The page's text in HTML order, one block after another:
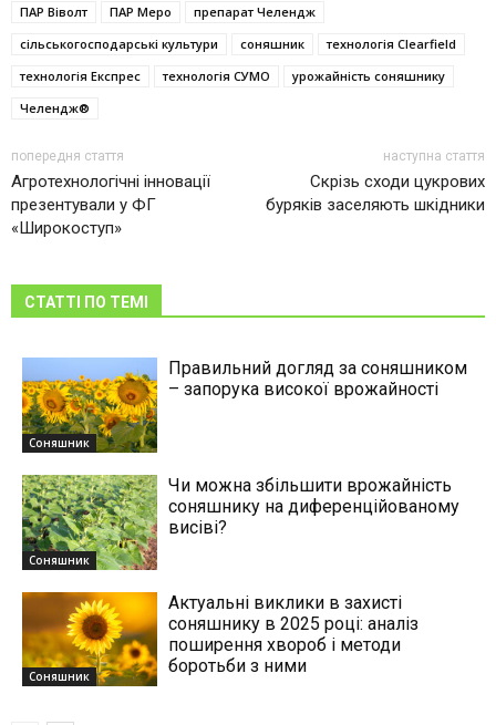
ПАР Віволт
ПАР Меро
препарат Челендж
сільськогосподарські культури
соняшник
технологія Clearfield
технологія Експрес
технологія СУМО
урожайність соняшнику
Челендж®
попередня стаття
Агротехнологічні інновації
презентували у ФГ
«Широкоступ»
наступна стаття
Скрізь сходи цукрових
буряків заселяють шкідники
СТАТТІ ПО ТЕМІ
Соняшник
Правильний догляд за соняшником
– запорука високої врожайності
Соняшник
Чи можна збільшити врожайність
соняшнику на диференційованому
висіві?
Соняшник
Актуальні виклики в захисті
соняшнику в 2025 році: аналіз
поширення хвороб і методи
боротьби з ними